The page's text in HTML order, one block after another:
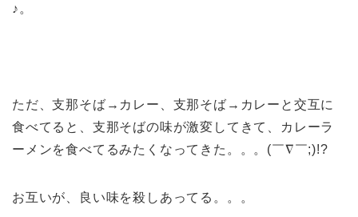
♪。
ただ、支那そば→カレー、支那そば→カレーと交互に
食べてると、支那そばの味が激変してきて、カレーラ
ーメンを食べてるみたくなってきた。。。(￣∇￣;)!?
お互いが、良い味を殺しあってる。。。